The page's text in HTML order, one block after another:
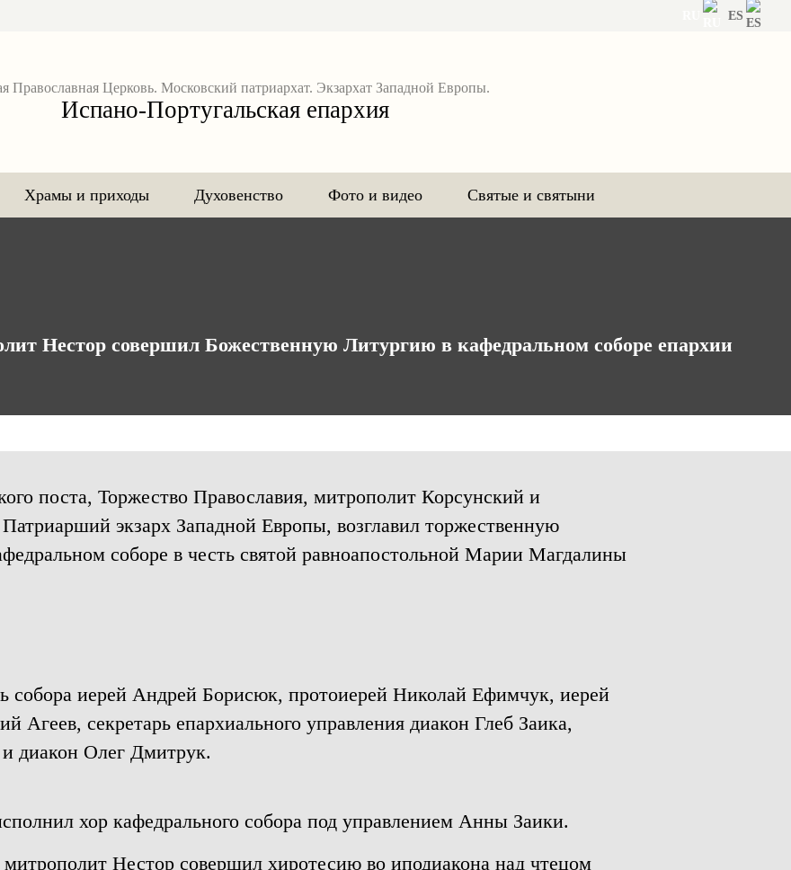
ES
Православная Церковь. Московский патриархат. Экзархат Западной Европы.
Испано-Португальская епархия
Храмы и приходы Духовенство Фото и видео Святые и святыни
Нестор совершил Божественную Литургию в кафедральном соборе епархии
поста, Торжество Православия, митрополит Корсунский и
экзарх Западной Европы, возглавил торжественную
соборе в честь святой равноапостольной Марии Магдалины
собора иерей Андрей Борисюк, протоиерей Николай Ефимчук, иерей
Агеев, секретарь епархиального управления диакон Глеб Заика,
диакон Олег Дмитрук.
хор кафедрального собора под управлением Анны Заики.
Нестор совершил хиротесию во иподиакона над чтецом